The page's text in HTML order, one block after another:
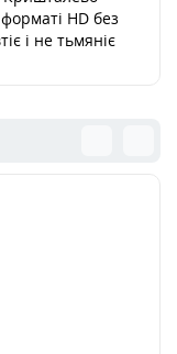
HD без
і не тьмяніє